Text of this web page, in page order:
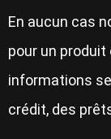
En aucun cas
pour un produit
informations
crédit, des